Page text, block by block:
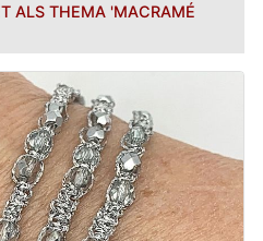
ALS THEMA 'MACRAMÉ